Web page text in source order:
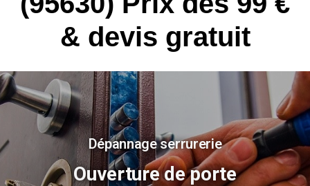
& devis gratuit
Dépannage serrurerie
Ouverture de porte